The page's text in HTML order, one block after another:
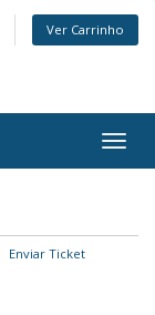
Ver Carrinho
Enviar Ticket